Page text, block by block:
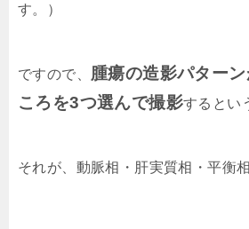
す。）
ですので、 腫瘍の造影パター
ころを3つ選んで撮影するとい
それが、動脈相・肝実質相・平衡